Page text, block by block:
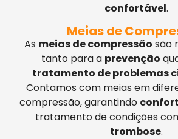
confortável.
Meias de
As meias de compressão são
tanto para a prevenção
tratamento de problemas
Contamos com meias em
compressão, garantindo
tratamento de condições
trombose.